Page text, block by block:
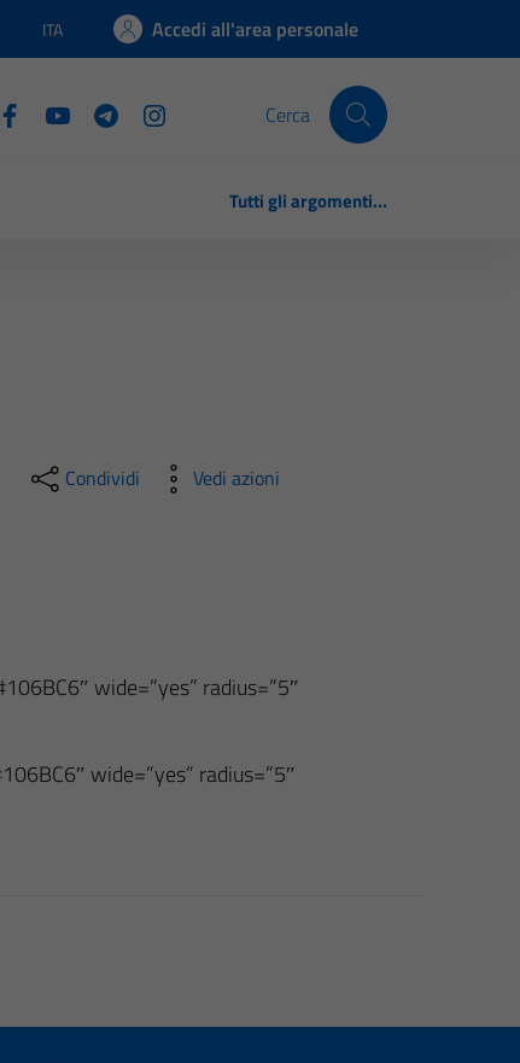
Lingua attiva:
ITA Accedi all'area personale
Cerca
Tutti gli argomenti...
Condividi Vedi azioni
wide=”yes” radius=”5″
wide=”yes” radius=”5″